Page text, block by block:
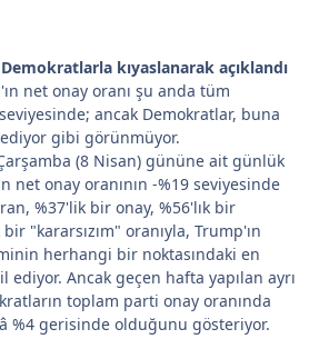
kıyaslanarak açıklandı
net onay oranı şu anda tüm
ancak Demokratlar, buna
gibi görünmüyor.
(8 Nisan) gününe ait günlük
net onay oranının -%19 seviyesinde
%37'lik bir onay, %56'lık bir
"kararsızım" oranıyla, Trump'ın
herhangi bir noktasındaki en
ediyor. Ancak geçen hafta yapılan ayrı
toplam parti onay oranında
%4 gerisinde olduğunu gösteriyor.